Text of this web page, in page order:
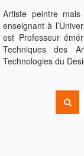
Artiste peintre
enseignant à
est Professeur
Techniques des
Technologies du